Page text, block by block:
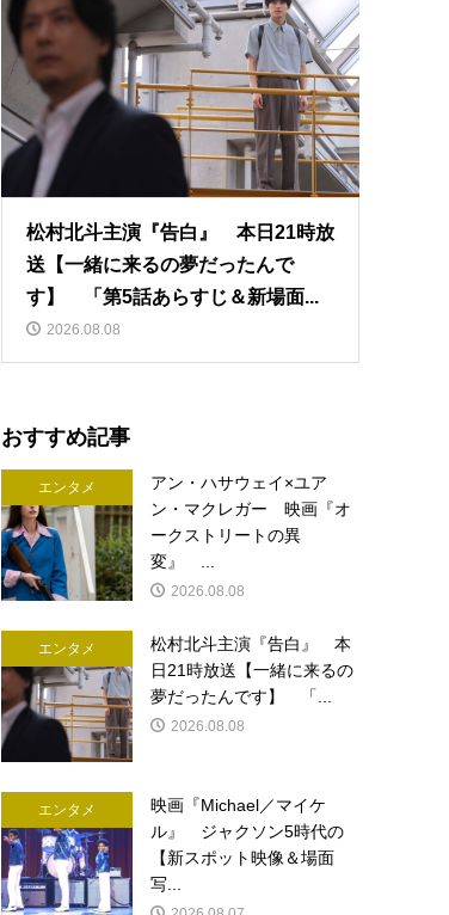
松村北斗主演『告白』 本日21時放
送【一緒に来るの夢だったんで
す】 「第5話あらすじ＆新場面...
2026.08.08
おすすめ記事
エンタメ
アン・ハサウェイ×ユア
ン・マクレガー 映画『オ
ークストリートの異
変』 ...
2026.08.08
エンタメ
松村北斗主演『告白』 本
日21時放送【一緒に来るの
夢だったんです】 「...
2026.08.08
エンタメ
映画『Michael／マイケ
ル』 ジャクソン5時代の
【新スポット映像＆場面
写...